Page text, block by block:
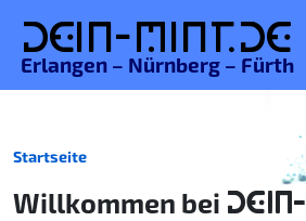
Dein-MINT.de
Erlangen – Nürnberg – Fürth
Startseite
Willkommen bei